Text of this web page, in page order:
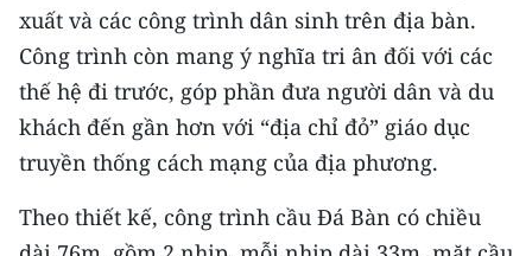
xuất và các công trình dân sinh trên địa bàn.
Công trình còn mang ý nghĩa tri ân đối với các
thế hệ đi trước, góp phần đưa người dân và du
khách đến gần hơn với “địa chỉ đỏ” giáo dục
truyền thống cách mạng của địa phương.
Theo thiết kế, công trình cầu Đá Bàn có chiều